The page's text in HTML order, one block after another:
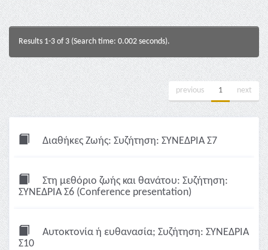
Results 1-3 of 3 (Search time: 0.002 seconds).
previous 1 next
Διαθήκες Ζωής: Συζήτηση: ΣΥΝΕΔΡΙΑ Σ7
Στη μεθόριο ζωής και θανάτου: Συζήτηση:
ΣΥΝΕΔΡΙΑ Σ6 (Conference presentation)
Αυτοκτονία ή ευθανασία; Συζήτηση: ΣΥΝΕΔΡΙΑ
Σ10